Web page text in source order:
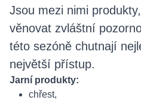
Jsou mezi nimi
věnovat zvláštní
této sezóně chutnají
největší přístup.
Jarní produkty:
chřest,